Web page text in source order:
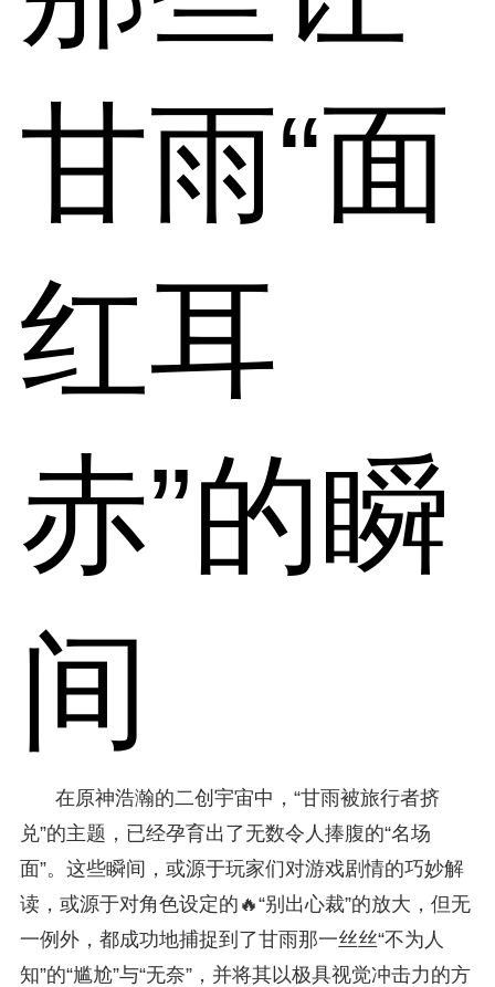
甘雨“面
红耳
赤”的瞬
间
在原神浩瀚的二创宇宙中，“甘雨被旅行者挤
兑”的主题，已经孕育出了无数令人捧腹的“名场
面”。这些瞬间，或源于玩家们对游戏剧情的巧妙解
读，或源于对角色设定的🔥“别出心裁”的放大，但无
一例外，都成功地捕捉到了甘雨那一丝丝“不为人
知”的“尴尬”与“无奈”，并将其以极具视觉冲击力的方